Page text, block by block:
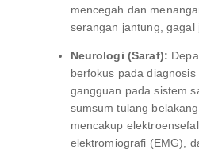
mencegah dan
serangan jantung, gagal
Neurologi (Saraf):
berfokus pada
gangguan pada sistem
sumsum tulang
mencakup
elektromiografi (EMG),